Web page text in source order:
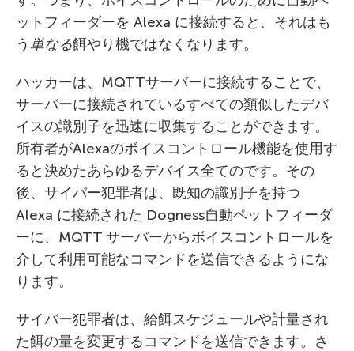
ットフィーダーを Alexa に接続すると、それはも
う単なる餌やり機ではなくなります。
ハッカーは、MQTTサーバーに接続することで、
サーバーに接続されているすべての類似したデバ
イスの識別子を迅速に収集することができます。
所有者がAlexaのボイスコントロール機能を使用す
ると決めたあらゆるデバイス全てのです。その
後、サイバー犯罪者は、既知の識別子を持つ
Alexa に接続された Dogness自動ペットフィーダ
ーに、MQTT サーバーからボイスコントロールを
介して利用可能なコマンドを送信できるようにな
ります。
サイバー犯罪者は、給餌スケジュールや計量され
た餌の量を変更するコマンドを送信できます。さ